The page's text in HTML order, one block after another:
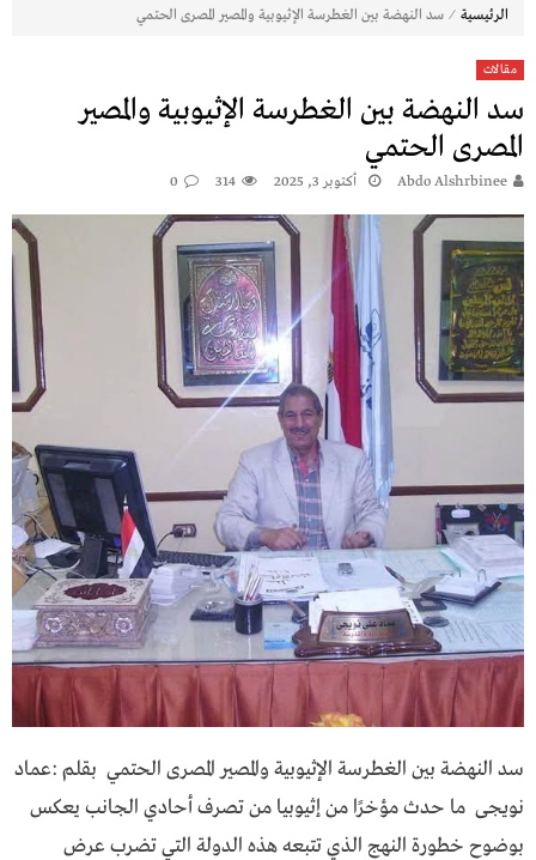
الرئيسية ⁄ سد النهضة بين الغطرسة الإثيوبية والمصير المصرى الحتمي
مقالات
سد النهضة بين الغطرسة الإثيوبية والمصير
المصرى الحتمي
Abdo Alshrbinee أكتوبر 3, 2025 314
0
سد النهضة بين الغطرسة الإثيوبية والمصير المصرى الحتمي بقلم :عماد
نويجى ما حدث مؤخرًا من إثيوبيا من تصرف أحادي الجانب يعكس
بوضوح خطورة النهج الذي تتبعه هذه الدولة التي تضرب عرض